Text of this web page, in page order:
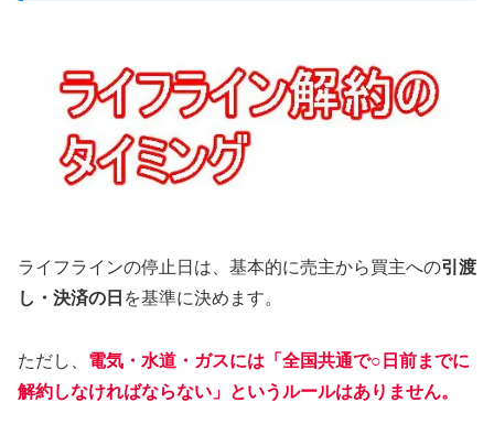
ライフラインの停止日は、基本的に売主から買主への引渡
し・決済の日 を基準に決めます。
ただし、 電気・水道・ガスには「全国共通で○日前までに
解約しなければならない」というルールはありません。